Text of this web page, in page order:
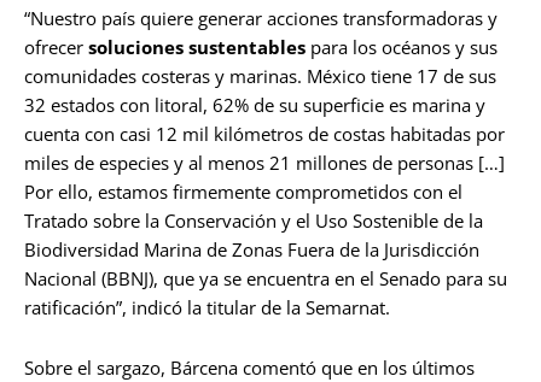
“Nuestro país quiere generar acciones transformadoras y
ofrecer soluciones sustentables para los océanos y sus
comunidades costeras y marinas. México tiene 17 de sus
32 estados con litoral, 62% de su superficie es marina y
cuenta con casi 12 mil kilómetros de costas habitadas por
miles de especies y al menos 21 millones de personas […]
Por ello, estamos firmemente comprometidos con el
Tratado sobre la Conservación y el Uso Sostenible de la
Biodiversidad Marina de Zonas Fuera de la Jurisdicción
Nacional (BBNJ), que ya se encuentra en el Senado para su
ratificación”, indicó la titular de la Semarnat.
Sobre el sargazo, Bárcena comentó que en los últimos